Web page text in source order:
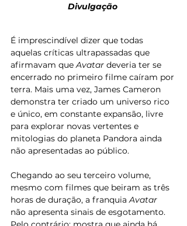
Divulgação
É imprescindível dizer que todas
aquelas críticas ultrapassadas que
afirmavam que Avatar deveria ter se
encerrado no primeiro filme caíram por
terra. Mais uma vez, James Cameron
demonstra ter criado um universo rico
e único, em constante expansão, livre
para explorar novas vertentes e
mitologias do planeta Pandora ainda
não apresentadas ao público.
Chegando ao seu terceiro volume,
mesmo com filmes que beiram as três
horas de duração, a franquia Avatar
não apresenta sinais de esgotamento.